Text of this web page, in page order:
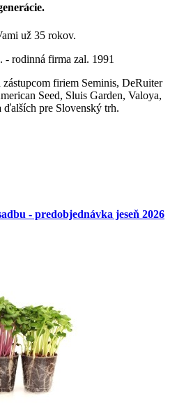
už 35 rokov.
- rodinná firma zal. 1991
firiem Seminis, DeRuiter
Seed, Sluis Garden, Valoya,
ďalších pre Slovenský trh.
- predobjednávka jeseň 2026